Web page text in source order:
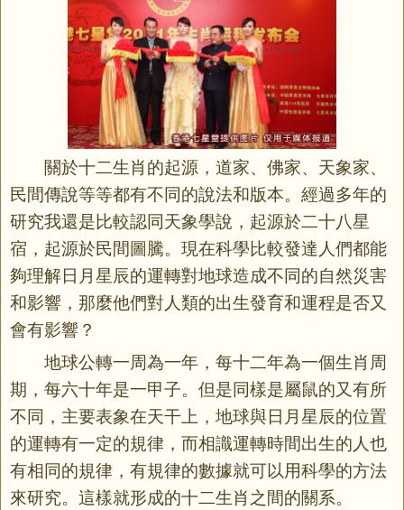
關於十二生肖的起源，道家、佛家、天象家、
民間傳說等等都有不同的說法和版本。經過多年的
研究我還是比較認同天象學說，起源於二十八星
宿，起源於民間圖騰。現在科學比較發達人們都能
夠理解日月星辰的運轉對地球造成不同的自然災害
和影響，那麼他們對人類的出生發育和運程是否又
會有影響？
地球公轉一周為一年，每十二年為一個生肖周
期，每六十年是一甲子。但是同樣是屬鼠的又有所
不同，主要表象在天干上，地球與日月星辰的位置
的運轉有一定的規律，而相識運轉時間出生的人也
有相同的規律，有規律的數據就可以用科學的方法
來研究。這樣就形成的十二生肖之間的關系。